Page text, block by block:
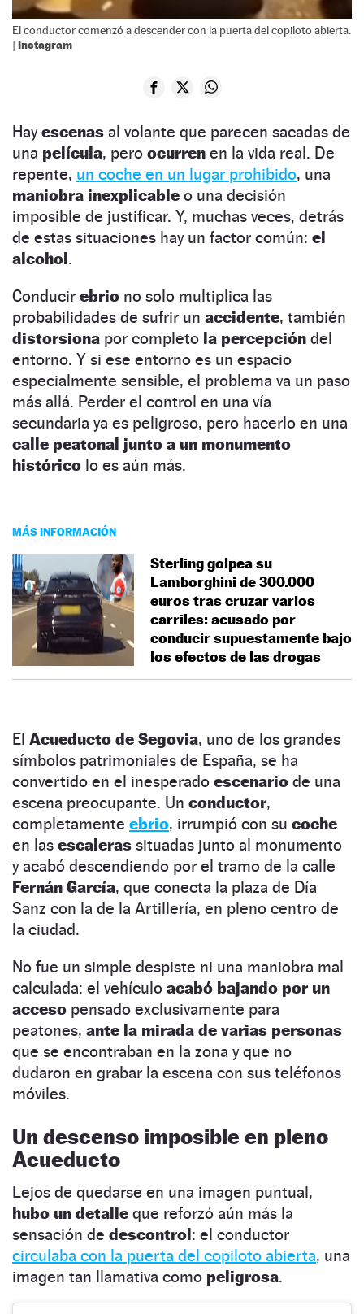
El conductor comenzó a descender con la puerta del copiloto abierta.
| Instagram
Hayescenas al volante que parecen sacadas de
una película, pero ocurren en la vida real. De
repente, un coche en un lugar prohibido, una
maniobra inexplicable o una decisión
imposible de justificar. Y, muchas veces, detrás
de estas situaciones hay un factor común: el
alcohol.
Conducir ebrio no solo multiplica las
probabilidades de sufrir un accidente, también
distorsiona por completo la percepción del
entorno. Y si ese entorno es un espacio
especialmente sensible, el problema va un paso
más allá. Perder el control en una vía
secundaria ya es peligroso, pero hacerlo en una
calle peatonal junto a un monumento
histórico lo es aún más.
MÁS INFORMACIÓN
Sterling golpea su
Lamborghini de 300.000
euros tras cruzar varios
carriles: acusado por
conducir supuestamente bajo
los efectos de las drogas
El Acueducto de Segovia, uno de los grandes
símbolos patrimoniales de España, se ha
convertido en el inesperado escenario de una
escena preocupante. Un conductor,
completamente ebrio, irrumpió con su coche
en las escaleras situadas junto al monumento
y acabó descendiendo por el tramo de la calle
Fernán García, que conecta la plaza de Día
Sanz con la de la Artillería, en pleno centro de
la ciudad.
No fue un simple despiste ni una maniobra mal
calculada: el vehículo acabó bajando por un
acceso pensado exclusivamente para
peatones, ante la mirada de varias personas
que se encontraban en la zona y que no
dudaron en grabar la escena con sus teléfonos
móviles.
Un descenso imposible en pleno
Acueducto
Lejos de quedarse en una imagen puntual,
hubo un detalle que reforzó aún más la
sensación de descontrol: el conductor
circulaba con la puerta del copiloto abierta, una
imagen tan llamativa como peligrosa.